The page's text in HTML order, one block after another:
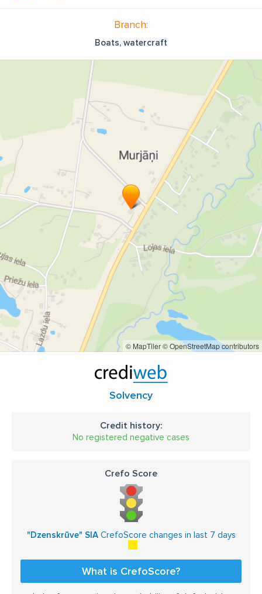
Branch:
Boats, watercraft
© MapTiler© OpenStreetMap contributors
Solvency
Credit history:
No registered negative cases
Crefo Score
"Dzenskrūve" SIACrefoScore changes in last 7 days
What is CrefoScore?